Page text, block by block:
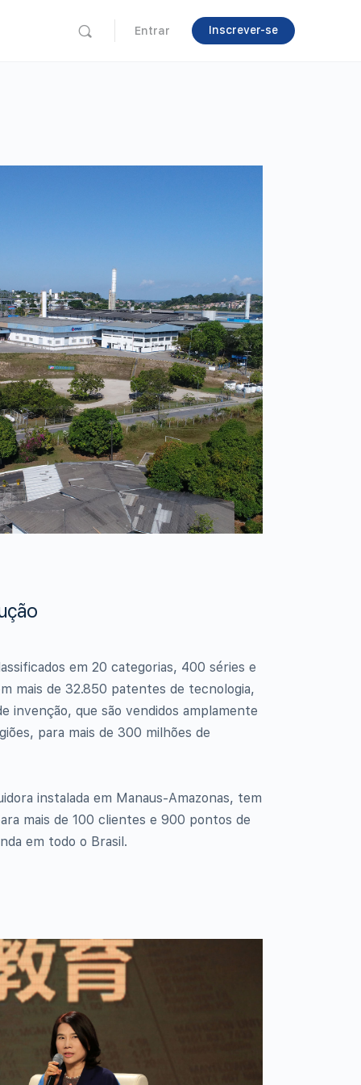
Entrar Inscrever-se
em 20 categorias, 400 séries e
mais de 32.850 patentes de tecnologia,
invenção, que são vendidos amplamente
para mais de 300 milhões de
instalada em Manaus-Amazonas, tem
mais de 100 clientes e 900 pontos de
em todo o Brasil.